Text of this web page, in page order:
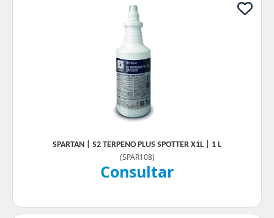
SPARTAN | S2 TERPENO PLUS SPOTTER X1L | 1 L
(SPAR108)
Consultar